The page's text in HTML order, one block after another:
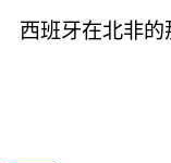
西班牙在北非